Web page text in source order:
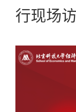
行现场